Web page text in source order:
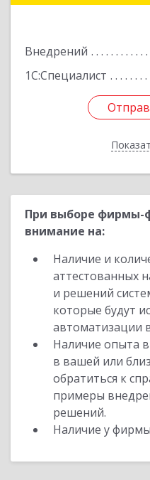
Внедрений
1С:Специалист
При выборе фирмы-
внимание на:
Наличие и
аттестованных
и решений
которые будут
автоматизации
Наличие опыта
в вашей или
обратиться к
примеры
решений.
Наличие у